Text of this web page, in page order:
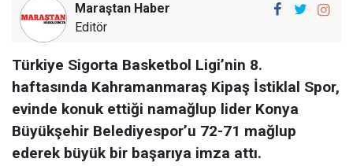
Maraştan Haber
Editör
Türkiye Sigorta Basketbol Ligi’nin 8.
haftasında Kahramanmaraş Kipaş İstiklal Spor,
evinde konuk ettiği namağlup lider Konya
Büyükşehir Belediyespor’u 72-71 mağlup
ederek büyük bir başarıya imza attı.